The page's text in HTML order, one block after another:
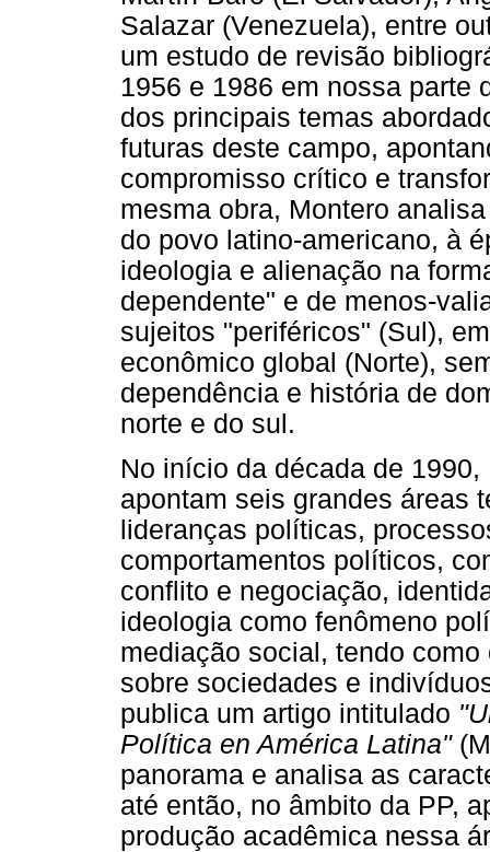
Salazar (Venezuela), entre
um estudo de revisão
1956 e 1986 em nossa parte
dos principais temas
futuras deste campo,
compromisso crítico e
mesma obra, Montero
do povo latino-americano, à
ideologia e alienação na
dependente" e de menos-
sujeitos "periféricos" (Sul),
econômico global (Norte),
dependência e história de
norte e do sul.
No início da década de
apontam seis grandes áreas
lideranças políticas,
comportamentos políticos,
conflito e negociação,
ideologia como fenômeno
mediação social, tendo
sobre sociedades e
publica um artigo intitulado
Política en América Latina"
panorama e analisa as
até então, no âmbito da PP,
produção acadêmica nessa